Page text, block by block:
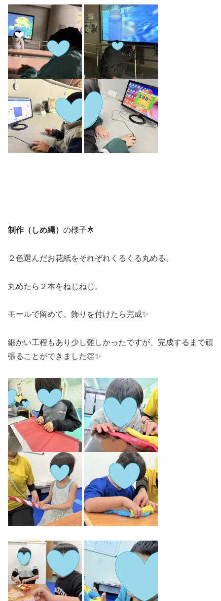
制作（しめ縄） の様子🌟
２色選んだお花紙をそれぞれくるくる丸める。
丸めたら２本をねじねじ。
モールで留めて、飾りを付けたら完成✨
細かい工程もあり少し難しかったですが、完成するまで頑
張ることができました👏✨